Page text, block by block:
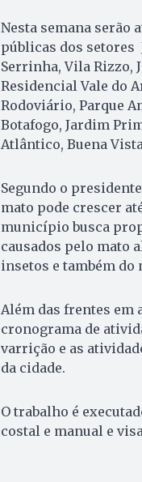
Nesta semana serão
públicas dos setores
Serrinha, Vila Rizzo,
Residencial Vale do
Rodoviário, Parque
Botafogo, Jardim
Atlântico, Buena
Segundo o
mato pode crescer
município busca
causados pelo mato
insetos e também do
Além das frentes em
cronograma de
varrição e as
da cidade.
O trabalho é
costal e manual e